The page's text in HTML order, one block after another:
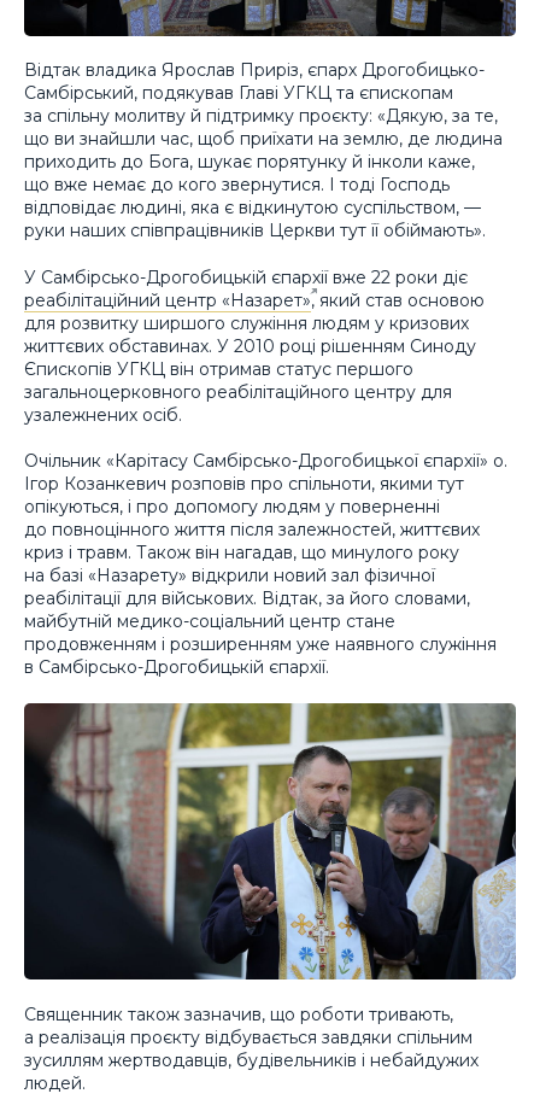
Відтак владика Ярослав Приріз, єпарх Дрогобицько-
Самбірський, подякував Главі УГКЦ та єпископам
за спільну молитву й підтримку проєкту: «Дякую, за те,
що ви знайшли час, щоб приїхати на землю, де людина
приходить до Бога, шукає порятунку й інколи каже,
що вже немає до кого звернутися. І тоді Господь
відповідає людині, яка є відкинутою суспільством, —
руки наших співпрацівників Церкви тут її обіймають».
У Самбірсько-Дрогобицькій єпархії вже 22 роки діє
реабілітаційний центр «Назарет», який став основою
для розвитку ширшого служіння людям у кризових
життєвих обставинах. У 2010 році рішенням Синоду
Єпископів УГКЦ він отримав статус першого
загальноцерковного реабілітаційного центру для
узалежнених осіб.
Очільник «Карітасу Самбірсько-Дрогобицької єпархії» о.
Ігор Козанкевич розповів про спільноти, якими тут
опікуються, і про допомогу людям у поверненні
до повноцінного життя після залежностей, життєвих
криз і травм. Також він нагадав, що минулого року
на базі «Назарету» відкрили новий зал фізичної
реабілітації для військових. Відтак, за його словами,
майбутній медико-соціальний центр стане
продовженням і розширенням уже наявного служіння
в Самбірсько-Дрогобицькій єпархії.
Священник також зазначив, що роботи тривають,
а реалізація проєкту відбувається завдяки спільним
зусиллям жертводавців, будівельників і небайдужих
людей.